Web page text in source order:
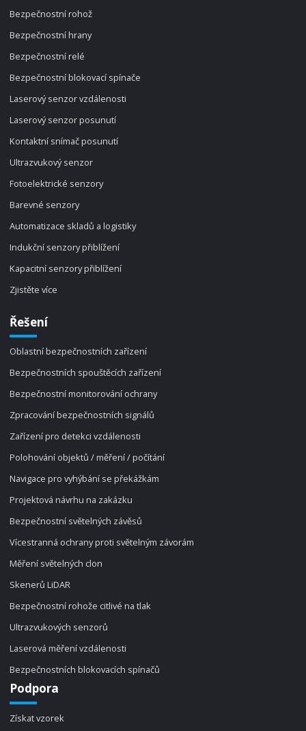
Bezpečnostní rohož
Bezpečnostní hrany
Bezpečnostní relé
Bezpečnostní blokovací spínače
Laserový senzor vzdálenosti
Laserový senzor posunutí
Kontaktní snímač posunutí
Ultrazvukový senzor
Fotoelektrické senzory
Barevné senzory
Automatizace skladů a logistiky
Indukční senzory přiblížení
Kapacitní senzory přiblížení
Zjistěte více
Řešení
Oblastní bezpečnostních zařízení
Bezpečnostních spouštěcích zařízení
Bezpečnostní monitorování ochrany
Zpracování bezpečnostních signálů
Zařízení pro detekci vzdálenosti
Polohování objektů / měření / počítání
Navigace pro vyhýbání se překážkám
Projektová návrhu na zakázku
Bezpečnostní světelných závěsů
Vícestranná ochrany proti světelným závorám
Měření světelných clon
Skenerů LiDAR
Bezpečnostní rohože citlivé na tlak
Ultrazvukových senzorů
Laserová měření vzdálenosti
Bezpečnostních blokovacích spínačů
Podpora
Získat vzorek